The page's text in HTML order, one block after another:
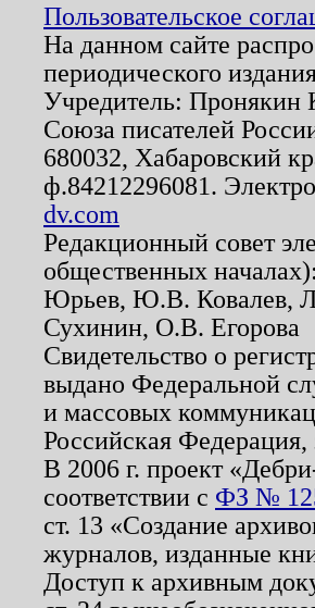
Пользовательское
На данном сайте
периодического
Учредитель: Пронякин
Союза писателей
680032, Хабаровский
ф.84212296081.
dv.com
Редакционный совет
общественных
Юрьев, Ю.В. Ковалев,
Сухинин, О.В. Егорова
Свидетельство о
выдано Федеральной
и массовых
Российская
В 2006 г. проект
соответствии с ФЗ №
ст. 13 «Создание
журналов, изданные
Доступ к архивным